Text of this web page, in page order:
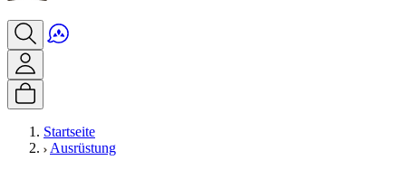
Startseite
Ausrüstung